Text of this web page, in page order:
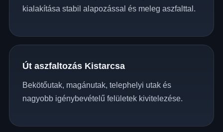
kialakítása stabil alapozással és meleg aszfalttal.
Út aszfaltozás Kistarcsa
Bekötőutak, magánutak, telephelyi utak és
nagyobb igénybevételű felületek kivitelezése.